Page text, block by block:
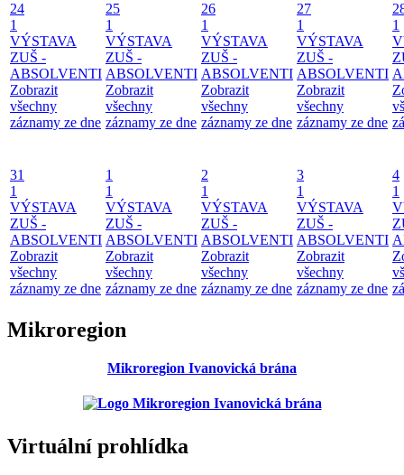
24
1
VÝSTAVA
ZUŠ -
ABSOLVENTI
Zobrazit
všechny
záznamy ze dne
25
1
VÝSTAVA
ZUŠ -
ABSOLVENTI
Zobrazit
všechny
záznamy ze dne
26
1
VÝSTAVA
ZUŠ -
ABSOLVENTI
Zobrazit
všechny
záznamy ze dne
27
1
VÝSTAVA
ZUŠ -
ABSOLVENTI
Zobrazit
všechny
záznamy ze dne
1
31
1
VÝSTAVA
ZUŠ -
ABSOLVENTI
Zobrazit
všechny
záznamy ze dne
1
1
VÝSTAVA
ZUŠ -
ABSOLVENTI
Zobrazit
všechny
záznamy ze dne
2
1
VÝSTAVA
ZUŠ -
ABSOLVENTI
Zobrazit
všechny
záznamy ze dne
3
1
VÝSTAVA
ZUŠ -
ABSOLVENTI
Zobrazit
všechny
záznamy ze dne
4
1
Mikroregion
Mikroregion Ivanovická brána
Virtuální prohlídka